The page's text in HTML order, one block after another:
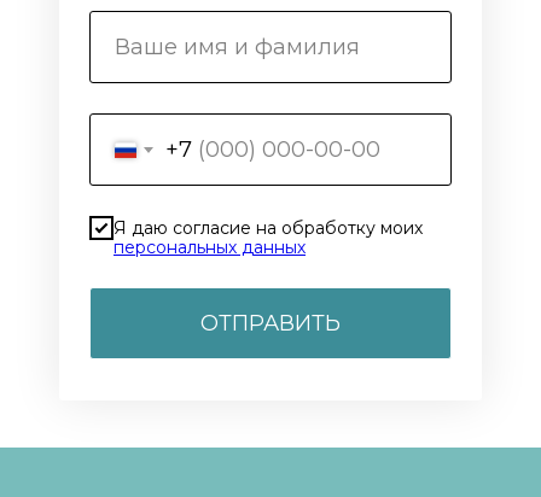
+7
Я даю согласие на обработку моих
персональных данных
ОТПРАВИТЬ